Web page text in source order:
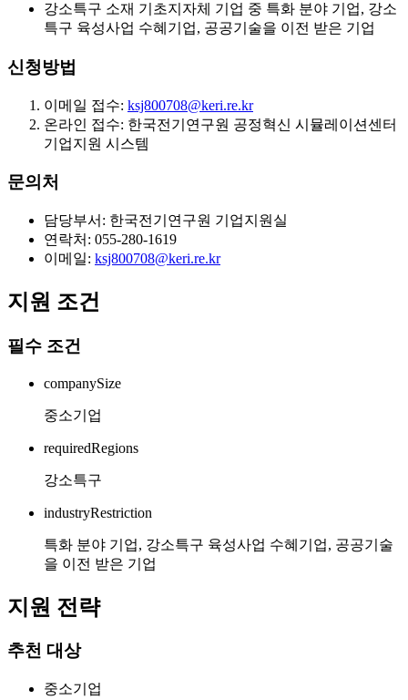
강소특구 소재 기초지자체 기업 중 특화 분야 기업, 강소
특구 육성사업 수혜기업, 공공기술을 이전 받은 기업
신청방법
이메일 접수: ksj800708@keri.re.kr
온라인 접수: 한국전기연구원 공정혁신 시뮬레이션센터
기업지원 시스템
문의처
담당부서: 한국전기연구원 기업지원실
연락처: 055-280-1619
이메일: ksj800708@keri.re.kr
지원 조건
필수 조건
companySize
중소기업
requiredRegions
강소특구
industryRestriction
특화 분야 기업, 강소특구 육성사업 수혜기업, 공공기술
을 이전 받은 기업
지원 전략
추천 대상
중소기업